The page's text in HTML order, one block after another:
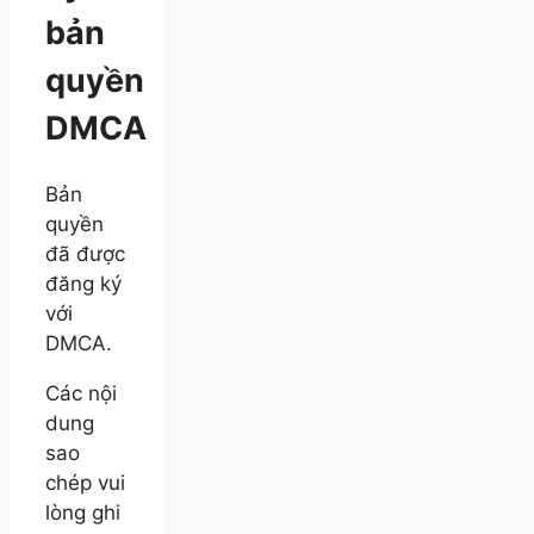
bản
quyền
DMCA
Bản
quyền
đã được
đăng ký
với
DMCA.
Các nội
dung
sao
chép vui
lòng ghi